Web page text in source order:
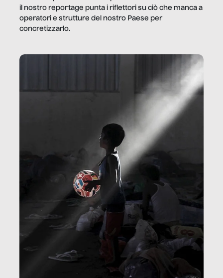
il nostro reportage punta i riflettori su ciò che manca a
operatori e strutture del nostro Paese per
concretizzarlo.